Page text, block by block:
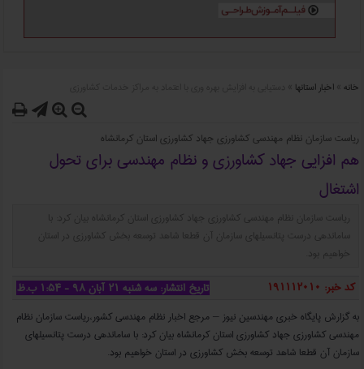
خانه »اخبار استانها
   
ریاست سازمان نظام مهندسی کشاورزی جهاد کشاورزی استان کرمانشاه
هم افزایی جهاد کشاورزی و نظام مهندسی برای تحول
اشتغال
کد خبر: 191112010 تاریخ انتشار: سه شنبه ۲۱ آبان ۹۸ - ۱:۵۴ ب.ظ
​به گزارش پایگاه خبری مهندسین نیوز – مرجع اخبار نظام مهندسی کشور،ریاست سازمان نظام
مهندسی کشاورزی جهاد کشاورزی استان کرمانشاه بیان کرد: با ساماندهی درست پتانسیلهای
سازمان آن قطعا شاهد توسعه بخش کشاورزی در استان خواهیم بود.